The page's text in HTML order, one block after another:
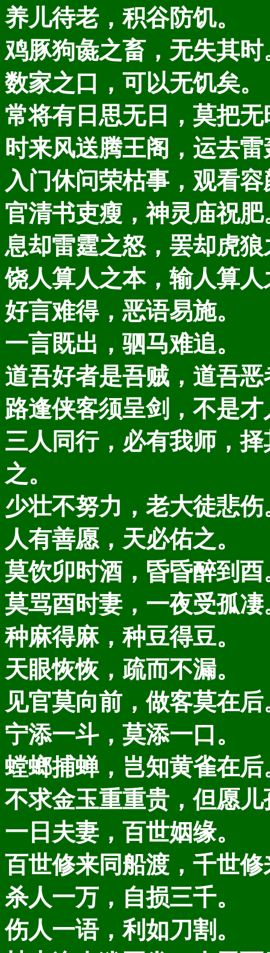
养儿待老，积谷防饥。
鸡豚狗彘之畜，无失其时
数家之口，可以无饥矣。
常将有日思无日，莫把
时来风送腾王阁，运去
入门休问荣枯事，观看
官清书吏瘦，神灵庙祝肥
息却雷霆之怒，罢却虎狼
饶人算人之本，输人算人
好言难得，恶语易施。
一言既出，驷马难追。
道吾好者是吾贼，道吾
路逢侠客须呈剑，不是
三人同行，必有我师，
之。
少壮不努力，老大徒悲伤
人有善愿，天必佑之。
莫饮卯时酒，昏昏醉到酉
莫骂酉时妻，一夜受孤凄
种麻得麻，种豆得豆。
天眼恢恢，疏而不漏。
见官莫向前，做客莫在后
宁添一斗，莫添一口。
螳螂捕蝉，岂知黄雀在后
不求金玉重重贵，但愿
一日夫妻，百世姻缘。
百世修来同船渡，千世
杀人一万，自损三千。
伤人一语，利如刀割。